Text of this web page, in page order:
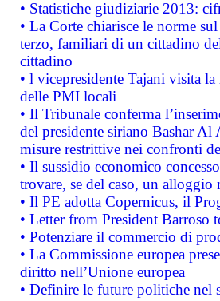
• Statistiche giudiziarie 2013:
• La Corte chiarisce le norme
terzo, familiari di un cittadino
cittadino
• l vicepresidente Tajani visita
delle PMI locali
• Il Tribunale conferma
del presidente siriano Bashar Al
misure restrittive nei confronti
• Il sussidio economico
trovare, se del caso, un
• Il PE adotta Copernicus, il
• Letter from President Barroso
• Potenziare il commercio di
• La Commissione europea
diritto nell’Unione europea
• Definire le future politiche nel